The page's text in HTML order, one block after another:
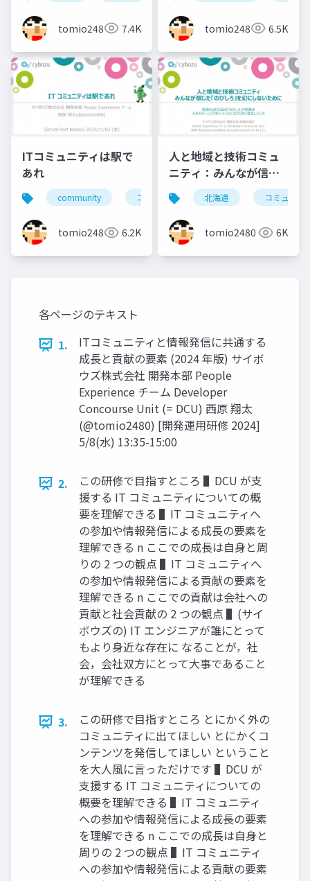
tomio2480 7.4K tomio2480 6.5K
ITコミュニティは駅で
あれ
community コミュニティ 勉強会 北海道
tomio2480 6.2K
人と地域と技術コミュ
ニティ：みんなが信じ
た「のびしろ」を幻に
しないために
北海道 コミュニテ
tomio2480 6K
各ページのテキスト
1.
ITコミュニティと情報発信に共通する
成⻑と貢献の要素 (2024 年版) サイボ
ウズ株式会社 開発本部 People
Experience チーム Developer
Concourse Unit (= DCU) ⻄原 翔太
(@tomio2480) [開発運⽤研修 2024]
5/8(⽔) 13:35-15:00
2.
この研修で⽬指すところ ▌DCU が⽀
援する IT コミュニティについての概
要を理解できる ▌IT コミュニティへ
の参加や情報発信による成⻑の要素を
理解できる n ここでの成⻑は⾃⾝と周
りの 2 つの観点 ▌IT コミュニティへ
の参加や情報発信による貢献の要素を
理解できる n ここでの貢献は会社への
貢献と社会貢献の 2 つの観点 ▌(サイ
ボウズの) IT エンジニアが誰にとって
もより⾝近な存在に なることが，社
会，会社双⽅にとって⼤事であること
が理解できる
3.
この研修で⽬指すところ とにかく外の
コミュニティに出てほしい とにかくコ
ンテンツを発信してほしい ということ
を⼤⼈⾵に⾔っただけです ▌DCU が
⽀援する IT コミュニティについての
概要を理解できる ▌IT コミュニティ
への参加や情報発信による成⻑の要素
を理解できる n ここでの成⻑は⾃⾝と
周りの 2 つの観点 ▌IT コミュニティ
への参加や情報発信による貢献の要素